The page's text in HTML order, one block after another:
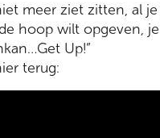
meer ziet zitten, al
hoop wilt opgeven,
Up!”
terug: